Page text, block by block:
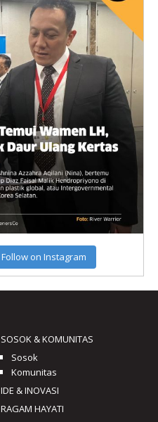
Follow on Instagram
SOSOK & KOMUNITAS
Sosok
Komunitas
IDE & INOVASI
RAGAM HAYATI